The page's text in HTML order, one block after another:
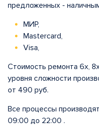
предложенных -
МИР,
Mastercard,
Visa,
Стоимость ремонта 6х,
уровня сложности
от 490 руб.
Все процессы
09:00 до 22:00 .